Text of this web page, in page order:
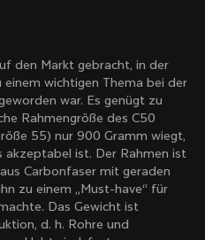
1985
laden
71
den Markt gebracht, in der
wichtigen Thema bei der
war. Es genügt zu
Rahmengröße des C50
55) nur 900 Gramm wiegt,
akzeptabel ist. Der Rahmen ist
Carbonfaser mit geraden
zu einem „Must-have“ für
Das Gewicht ist
d. h. Rohre und